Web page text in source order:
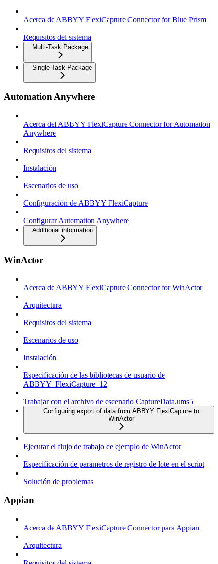
Acerca de ABBYY FlexiCapture Connector for Blue Prism
Requisitos del sistema
Multi-Task Package
Single-Task Package
Automation Anywhere
Acerca del ABBYY FlexiCapture Connector for Automation
Anywhere
Requisitos del sistema
Instalación
Escenarios de uso
Configuración de ABBYY FlexiCapture
Configurar Automation Anywhere
Additional information
WinActor
Acerca de ABBYY FlexiCapture Connector for WinActor
Arquitectura
Requisitos del sistema
Escenarios de uso
Instalación
Especificación de las bibliotecas de usuario de
ABBYY_FlexiCapture_12
Trabajar con el archivo de escenario CaptureData.ums5
Configuring export of data from ABBYY FlexiCapture to
WinActor
Ejecutar el flujo de trabajo de ejemplo de WinActor
Especificación de parámetros de registro de lote en el script
Solución de problemas
Appian
Acerca de ABBYY FlexiCapture Connector para Appian
Arquitectura